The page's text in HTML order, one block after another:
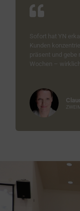
Sofort hat YN
Kunden
präsent und gebe
Wochen –